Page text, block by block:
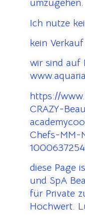
umzugehen.
Ich nutze
kein
wir sind auf
https://
CRAZY-
Chefs-MM-
diese Page
und SpA
für Private
Hochwert.